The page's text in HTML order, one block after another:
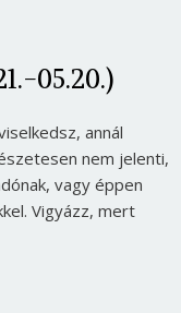
05.20.)
annál
nem jelenti,
vagy éppen
Vigyázz, mert